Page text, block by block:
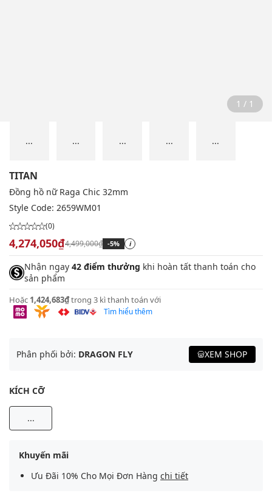
1 / 1
... ... ... ... ...
TITAN
Đồng hồ nữ Raga Chic 32mm
Style Code: 2659WM01
(0)
4,274,050₫4,499,000₫ -5% i
Nhận ngay 42 điểm thưởng khi hoàn tất thanh toán cho
sản phẩm
Hoặc 1,424,683₫trong 3 kì thanh toán với
Tìm hiểu thêm
Phân phối bởi: DRAGON FLY XEM SHOP
KÍCH CỠ
...
Khuyến mãi
Ưu Đãi 10% Cho Mọi Đơn Hàng chi tiết